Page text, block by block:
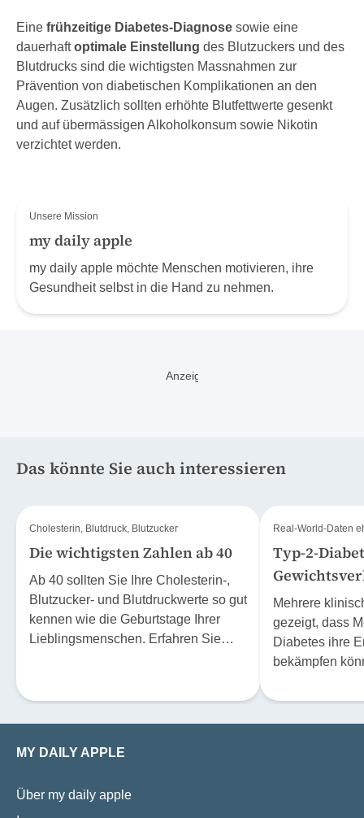
Eine frühzeitige Diabetes-Diagnose sowie eine
dauerhaftoptimale Einstellung des Blutzuckers und des
Blutdrucks sind die wichtigsten Massnahmen zur
Prävention von diabetischen Komplikationen an den
Augen. Zusätzlich sollten erhöhte Blutfettwerte gesenkt
und auf übermässigen Alkoholkonsum sowie Nikotin
verzichtet werden.
Unsere Mission
my daily apple
my daily apple möchte Menschen motivieren, ihre
Gesundheit selbst in die Hand zu nehmen.
Das könnte Sie auch interessieren
Cholesterin, Blutdruck, Blutzucker
Die wichtigsten Zahlen ab 40
Ab 40 sollten Sie Ihre Cholesterin-,
Blutzucker- und Blutdruckwerte so gut
kennen wie die Geburtstage Ihrer
Lieblingsmenschen. Erfahren Sie
Real-World-Daten
Typ-2-
machen
Mehrere
gezeigt, dass
Diabetes ihre
bekämpfen
verlieren.
MY DAILY APPLE
Über my daily apple